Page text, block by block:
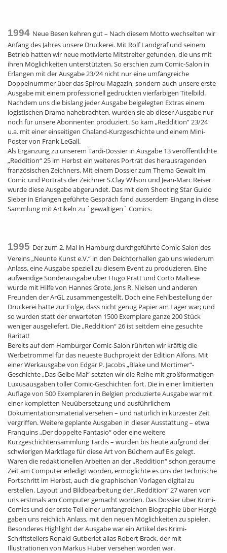
1994 Neue Besen kehren gut – Nach diesem Motto wechselten wir
Anfang des Jahres unsere Druckerei. Mit Rolf Landgraf und seinem
Betrieb hatten wir neue motivierte Mitstreiter gefunden, die uns mit
ihren Möglichkeiten unterstützten. So erschien zum Comic-Salon in
Erlangen mit der Ausgabe 23/24 nicht nur eine umfangreiche
Doppelnummer über das Spirou-Magazin, sondern auch unsere erste
Ausgabe mit einem professionell gedruckten vierfarbigen Titelbild.
Nachdem uns die bislang jeder Ausgabe beigelegten Extras einem
logistischen Drama nahebrachten, wurden sie ab dieser Ausgabe nur
noch für unsere Abonnenten produziert. So kam „Reddition“ 23/24
u.a. mit einer einseitigen Chaland-Kurzgeschichte und einem Mini-
Poster von Frank LeGall.
Als Ergänzung zu unserem Tardi-Dossier in Ausgabe 13 veröffentlichte
„Reddition“ 25 im Herbst ein weiteres Porträt des herausragenden
französischen Zeichners. Mit einem Dossier zum Thema Gewalt im
Comic und Porträts der Zeichner S.Clay Wilson und Jean-Marc Reiser
wurde diese Ausgabe abgerundet. Das mit dem Shooting Star Guido
Sieber in Erlangen geführte Gespräch fand ausserdem Eingang in diese
Sammlung mit Artikeln zu ´gewaltigen´ Comics.
1995 Der zum 2. Mal in Hamburg durchgeführte Comic-Salon des
Vereins „Neunte Kunst e.V.“ in den Deichtorhallen gab uns wiederum
Anlass, eine Ausgabe speziell zu diesem Event zu produzieren. Eine
aufwendige Sonderausgabe über Hugo Pratt und Corto Maltese
wurde mit Hilfe von Hannes Grote, Jens R. Nielsen und anderen
Freunden der ArGL zusammengestellt. Doch eine Fehlbestellung der
Druckerei hatte zur Folge, dass nicht genug Papier am Lager war; und
so wurden statt der erwarteten 1500 Exemplare ganze 200 Stück
weniger ausgeliefert. Die „Reddition“ 26 ist seitdem eine gesuchte
Rarität!
Bereits auf dem Hamburger Comic-Salon rührten wir kräftig die
Werbetrommel für das neueste Buchprojekt der Edition Alfons. Mit
einer Werkausgabe von Edgar P. Jacobs „Blake und Mortimer“-
Geschichte „Das Gelbe Mal“ setzten wir die Reihe mit großformatigen
Luxusausgaben toller Comic-Geschichten fort. Die in einer limitierten
Auflage von 500 Exemplaren in Belgien produzierte Ausgabe war mit
einer kompletten Neuübersetzung und ausführlichem
Dokumentationsmaterial versehen – und natürlich in kürzester Zeit
vergriffen. Weitere geplante Ausgaben in dieser Ausstattung – etwa
Franquins „Der doppelte Fantasio“ oder eine weitere
Kurzgeschichtensammlung Tardis – wurden bis heute aufgrund der
schwierigen Marktlage für diese Art von Büchern auf Eis gelegt.
Waren die redaktionellen Arbeiten an der „Reddition“ schon geraume
Zeit am Computer erledigt worden, ermöglichte es uns der technische
Fortschritt im Herbst, auch die graphischen Vorlagen digital zu
erstellen. Layout und Bildbearbeitung der „Reddition“ 27 waren von
uns erstmals am Computer gemacht worden. Das Dossier über Krimi-
Comics und der erste Teil einer umfangreichen Biographie über Hergé
gaben uns reichlich Anlass, mit den neuen Möglichkeiten zu spielen.
Besonderes Highlight der Ausgabe war ein Artikel des Krimi-
Schriftstellers Ronald Gutberlet alias Robert Brack, der mit
Illustrationen von Markus Huber versehen worden war.